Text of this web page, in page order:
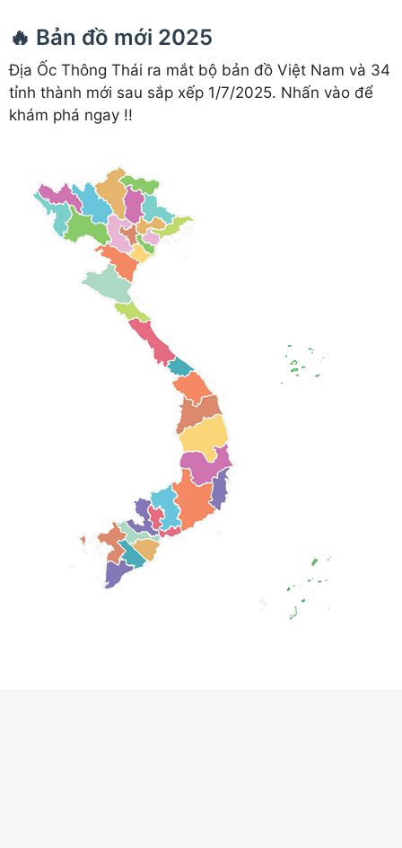
🔥 Bản đồ mới 2025
Địa Ốc Thông Thái ra mắt bộ bản đồ Việt Nam và 34
tỉnh thành mới sau sắp xếp 1/7/2025. Nhấn vào để
khám phá ngay !!